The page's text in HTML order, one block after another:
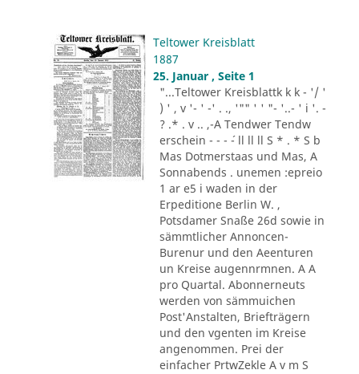
Teltower Kreisblatt
1887
25. Januar , Seite 1
"...Teltower Kreisblattk k k - '/ '
) ' , v '- ' -' . ., '"" ' ' "- '..- ' i '. -
? .* . v .. ,-A Tendwer Tendw
erschein - - - ´- ll ll ll S * . * S b
Mas Dotmerstaas und Mas, A
Sonnabends . unemen :epreio
1 ar e5 i waden in der
Erpeditione Berlin W. ,
Potsdamer Snaße 26d sowie in
sämmtlicher Annoncen-
Burenur und den Aeenturen
un Kreise augennrmnen. A A
pro Quartal. Abonnerneuts
werden von sämmuichen
Post'Anstalten, Briefträgern
und den vgenten im Kreise
angenommen. Prei der
einfacher PrtwZekle A v m S